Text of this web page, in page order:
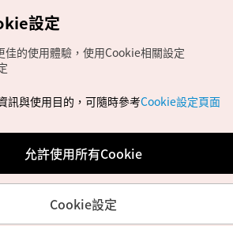
光公社版權所有
，歡迎來信至官方信箱
設定
佳的使用體驗，使用Cookie相關設定
訊與使用目的，可隨時參考Cookie設定頁面
允許使用所有Cookie
Cookie設定